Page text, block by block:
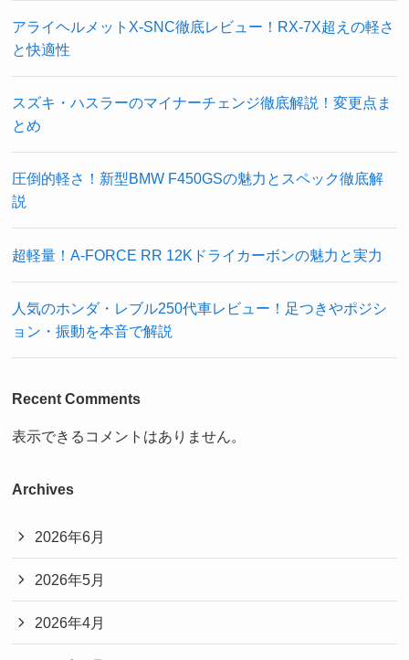
アライヘルメットX-SNC徹底レビュー！RX-7X超えの軽さ
と快適性
スズキ・ハスラーのマイナーチェンジ徹底解説！変更点ま
とめ
圧倒的軽さ！新型BMW F450GSの魅力とスペック徹底解
説
超軽量！A-FORCE RR 12Kドライカーボンの魅力と実力
人気のホンダ・レブル250代車レビュー！足つきやポジシ
ョン・振動を本音で解説
Recent Comments
表示できるコメントはありません。
Archives
2026年6月
2026年5月
2026年4月